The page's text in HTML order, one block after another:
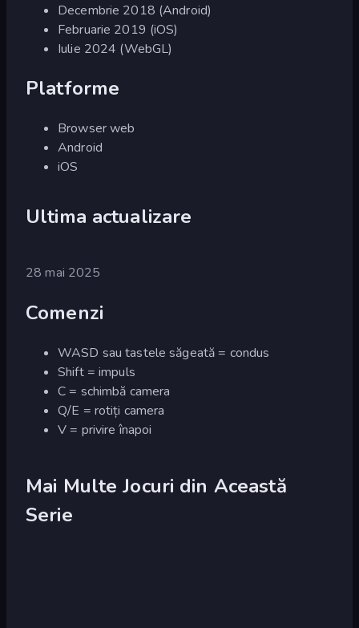
Decembrie 2018 (Android)
Februarie 2019 (iOS)
Iulie 2024 (WebGL)
Platforme
Browser web
Android
iOS
Ultima actualizare
28 mai 2025
Comenzi
WASD sau tastele săgeată = condus
Shift = impuls
C = schimbă camera
Q/E = rotiți camera
V = privire înapoi
Mai Multe Jocuri din Această
Serie